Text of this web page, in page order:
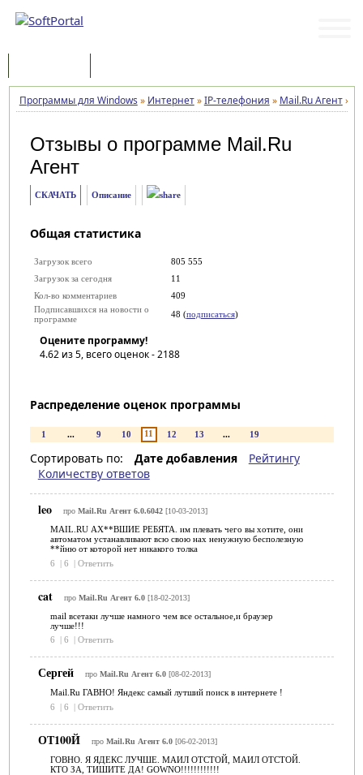
Программы для Windows » Интернет»IP-телефония » Mail.Ru Агент»
Отзывы о программе Mail.Ru
Агент
СКАЧАТЬ Описание
Общая статистика
Загрузок всего
805 555
Загрузок за сегодня
11
Кол-во комментариев
409
Подписавшихся на новости о
программе
48 (подписаться)
Оцените программу!
4.62из 5, всего оценок -2188
Распределение оценок программы
1 ... 9 10 11 12 13 ... 19
Сортировать по: Дате добавления
Рейтингу
Количеству ответов
leo про Mail.Ru Агент 6.0.6042[10-03-2013]
MAIL.RU АХ**ВШИЕ РЕБЯТА. им плевать чего вы хотите, они
автоматом устанавливают всю свою нах ненужную бесполезную
**йню от которой нет никакого толка
6
| 6 | Ответить
cat про Mail.Ru Агент 6.0[18-02-2013]
mail всетаки лучше намного чем все остальное,и браузер
лучше!!!
6
| 6 | Ответить
Сергей про Mail.Ru Агент 6.0[08-02-2013]
Mail.Ru ГАВНО! Яндекс самый лутший поиск в интернете !
6
| 6 | Ответить
ОТ100Й про Mail.Ru Агент 6.0[06-02-2013]
ГОВНО. Я ЯДЕКС ЛУЧШЕ. МАИЛ ОТСТОЙ, МАИЛ ОТСТОЙ.
КТО ЗА, ТИШИТЕ ДА! GOWNO!!!!!!!!!!!!